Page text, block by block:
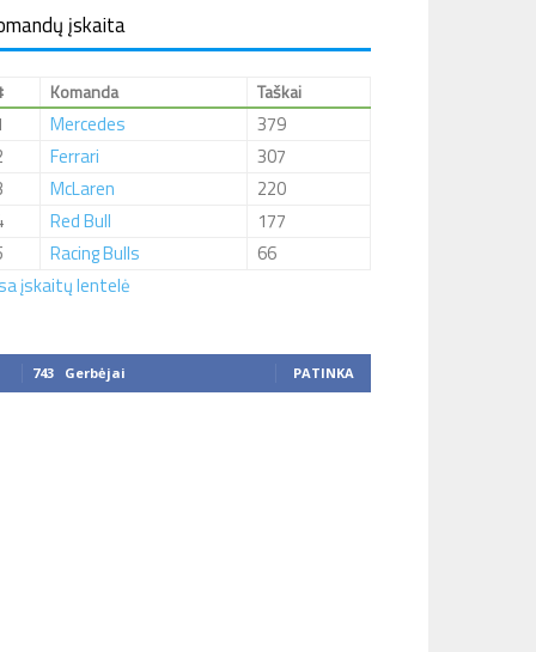
įskaita
Komanda Taškai
Mercedes
379
Ferrari
307
McLaren
220
Red Bull
177
Racing Bulls
66
įskaitų lentelė
743 Gerbėjai PATINKA